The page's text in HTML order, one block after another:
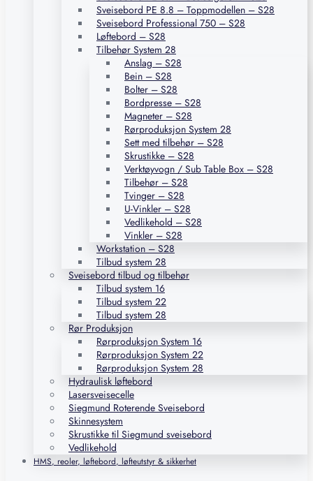
Sveisebord PE 8.8 – Toppmodellen – S28
Sveisebord Professional 750 – S28
Løftebord – S28
Tilbehør System 28
Anslag – S28
Bein – S28
Bolter – S28
Bordpresse – S28
Magneter – S28
Rørproduksjon System 28
Sett med tilbehør – S28
Skrustikke – S28
Verktøyvogn / Sub Table Box – S28
Tilbehør – S28
Tvinger – S28
U-Vinkler – S28
Vedlikehold – S28
Vinkler – S28
Workstation – S28
Tilbud system 28
Sveisebord tilbud og tilbehør
Tilbud system 16
Tilbud system 22
Tilbud system 28
Rør Produksjon
Rørproduksjon System 16
Rørproduksjon System 22
Rørproduksjon System 28
Hydraulisk løftebord
Lasersveisecelle
Siegmund Roterende Sveisebord
Skinnesystem
Skrustikke til Siegmund sveisebord
Vedlikehold
HMS, reoler, løftebord, løfteutstyr & sikkerhet